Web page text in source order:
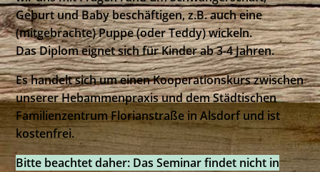
Geburt und Baby beschäftigen, z.B. auch eine
(mitgebrachte) Puppe (oder Teddy) wickeln.
Das Diplom eignet sich für Kinder ab 3-4 Jahren.
Es handelt sich um einen Kooperationskurs zwischen
unserer Hebammenpraxis und dem Städtischen
Familienzentrum Florianstraße in Alsdorf und ist
kostenfrei.
Bitte beachtet daher: Das Seminar findet nicht in